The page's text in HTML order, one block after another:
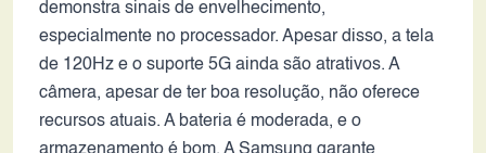
demonstra sinais de envelhecimento,
especialmente no processador. Apesar disso, a tela
de 120Hz e o suporte 5G ainda são atrativos. A
câmera, apesar de ter boa resolução, não oferece
recursos atuais. A bateria é moderada, e o